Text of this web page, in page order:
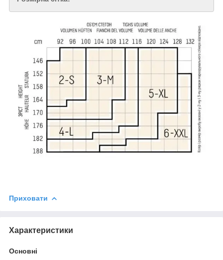
Приховати
Характеристики
Основні